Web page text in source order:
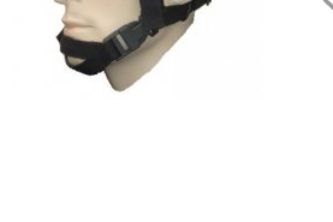
Militaire shop